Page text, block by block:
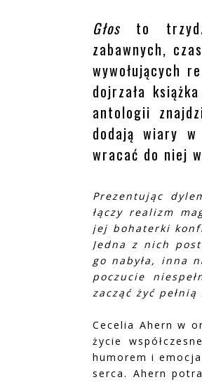
Głos to
zabawnych,
wywołujących
dojrzała
antologii
dodają wiary
wracać do niej
Prezentując
łączy realizm
jej bohaterki
Jedna z nich
go nabyła, inna
poczucie
zacząć żyć pełnią
Cecelia Ahern w
życie
humorem i
serca. Ahern